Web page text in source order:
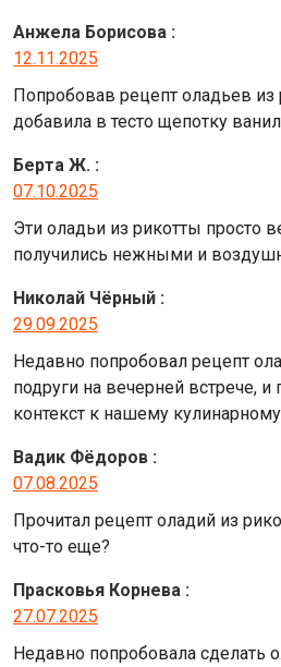
Анжела Борисова :
12.11.2025
Попробовав рецепт оладьев из
добавила в тесто щепотку
Берта Ж. :
07.10.2025
Эти оладьи из рикотты просто
получились нежными и
Николай Чёрный :
29.09.2025
Недавно попробовал рецепт
подруги на вечерней встрече,
контекст к нашему
Вадик Фёдоров :
07.08.2025
Прочитал рецепт оладий из
что-то еще?
Прасковья Корнева :
27.07.2025
Недавно попробовала сделать